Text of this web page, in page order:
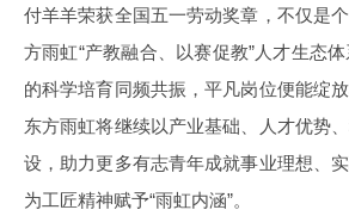
付羊羊荣获全国五一劳动奖章，不仅是
方雨虹“产教融合、以赛促教”人才生态
的科学培育同频共振，平凡岗位便能绽
东方雨虹将继续以产业基础、人才优势
设，助力更多有志青年成就事业理想、
为工匠精神赋予“雨虹内涵”。